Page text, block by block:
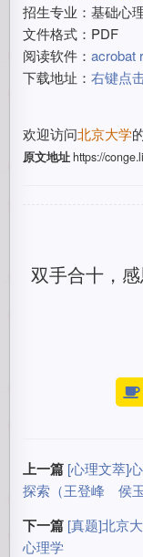
招生专业：基础心
文件格式：PDF
阅读软件：acrobat
下载地址：右键点
欢迎访问北京大学
原文地址https://
双手合十，
上一篇 [心理文萃]
探索（王登峰 侯玉
下一篇 [真题]北京
心理学